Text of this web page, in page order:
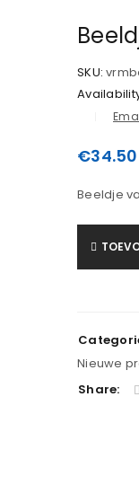
SKU:
€34.50
Beeldje
Nieuwe
Share: